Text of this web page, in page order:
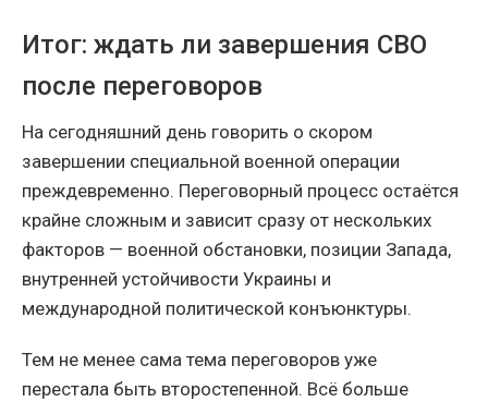
Итог: ждать ли завершения СВО
после переговоров
На сегодняшний день говорить о скором
завершении специальной военной операции
преждевременно. Переговорный процесс остаётся
крайне сложным и зависит сразу от нескольких
факторов — военной обстановки, позиции Запада,
внутренней устойчивости Украины и
международной политической конъюнктуры.
Тем не менее сама тема переговоров уже
перестала быть второстепенной. Всё больше